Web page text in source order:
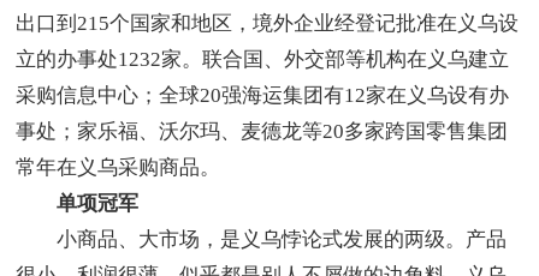
出口到215个国家和地区，境外企业经登记批准在义乌设
立的办事处1232家。联合国、外交部等机构在义乌建立
采购信息中心；全球20强海运集团有12家在义乌设有办
事处；家乐福、沃尔玛、麦德龙等20多家跨国零售集团
常年在义乌采购商品。
单项冠军
小商品、大市场，是义乌悖论式发展的两级。产品